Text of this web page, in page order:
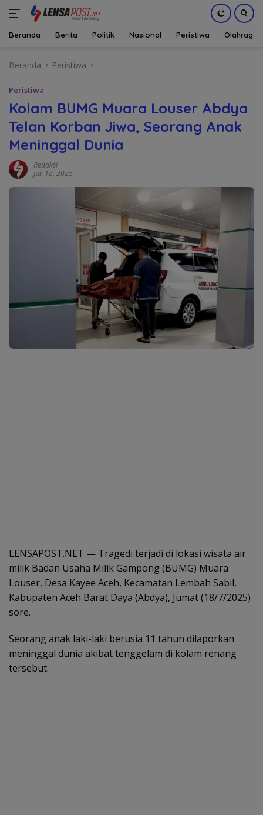
Beranda Berita Politik Nasional Peristiwa Olahraga
Beranda Peristiwa
Peristiwa
Kolam BUMG Muara Louser Abdya
Telan Korban Jiwa, Seorang Anak
Meninggal Dunia
Redaksi
Juli 18, 2025
LENSAPOST.NET — Tragedi terjadi di lokasi wisata air
milik Badan Usaha Milik Gampong (BUMG) Muara
Louser, Desa Kayee Aceh, Kecamatan Lembah Sabil,
Kabupaten Aceh Barat Daya (Abdya), Jumat (18/7/2025)
sore.
Seorang anak laki-laki berusia 11 tahun dilaporkan
meninggal dunia akibat tenggelam di kolam renang
tersebut.